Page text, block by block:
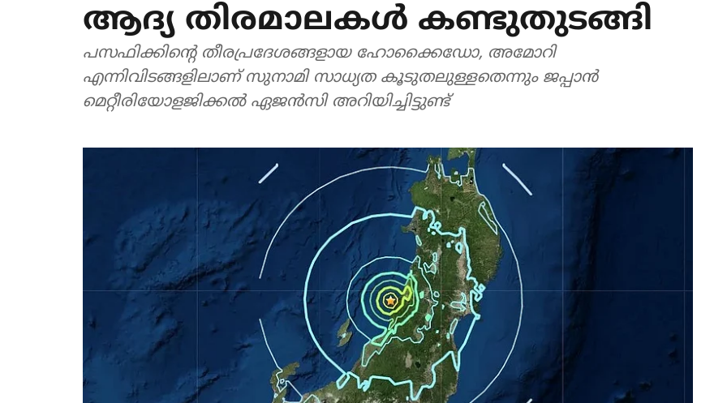
ആദ്യ തിരമാലകൾ കണ്ടുതുടങ്ങി
പസഫിക്കിന്റെ തീരപ്രദേശങ്ങളായ ഹോക്കൈഡോ, അമോറി
എന്നിവിടങ്ങളിലാണ് സുനാമി സാധ്യത കൂടുതലുള്ളതെന്നും ജപ്പാൻ
മെറ്റീരിയോളജിക്കൽ ഏജൻസി അറിയിച്ചിട്ടുണ്ട്